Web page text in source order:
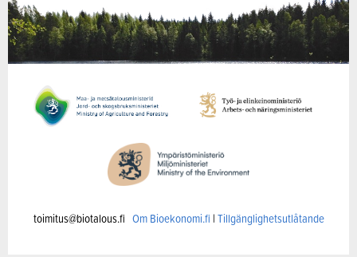
toimitus@biotalous.fi Om Bioekonomi.fi |Tillgänglighetsutlåtande